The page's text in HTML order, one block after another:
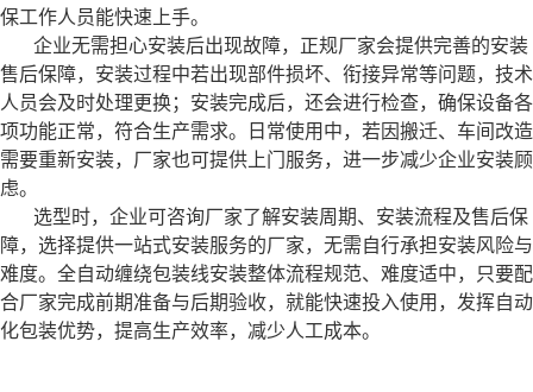
保工作人员能快速上手。
企业无需担心安装后出现故障，正规厂家会提供完善的安装
售后保障，安装过程中若出现部件损坏、衔接异常等问题，技术
人员会及时处理更换；安装完成后，还会进行检查，确保设备各
项功能正常，符合生产需求。日常使用中，若因搬迁、车间改造
需要重新安装，厂家也可提供上门服务，进一步减少企业安装顾
虑。
选型时，企业可咨询厂家了解安装周期、安装流程及售后保
障，选择提供一站式安装服务的厂家，无需自行承担安装风险与
难度。全自动缠绕包装线安装整体流程规范、难度适中，只要配
合厂家完成前期准备与后期验收，就能快速投入使用，发挥自动
化包装优势，提高生产效率，减少人工成本。